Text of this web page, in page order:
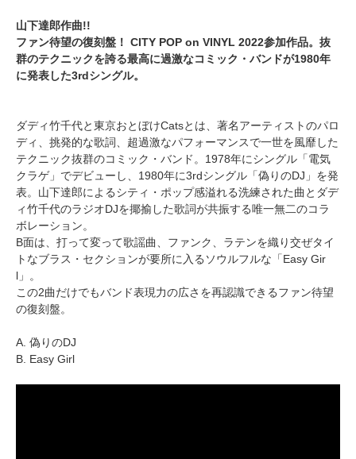
山下達郎作曲!!
ファン待望の復刻盤！ CITY POP on VINYL 2022参加作品。抜
群のテクニックを誇る最高に過激なコミック・バンドが1980年
に発表した3rdシングル。
ダディ竹千代と東京おとぼけCatsとは、著名アーティストのパロ
ディ、挑発的な歌詞、超過激なパフォーマンスで一世を風靡した
テクニック抜群のコミック・バンド。1978年にシングル「電気
クラゲ」でデビューし、1980年に3rdシングル「偽りのDJ」を発
表。山下達郎によるシティ・ポップ感溢れる洗練された曲とダデ
ィ竹千代のラジオDJを揶揄した歌詞が共振する唯一無二のコラ
ボレーション。
B面は、打って変って歌謡曲、ファンク、ラテンを織り交ぜタイ
トなブラス・セクションが要所に入るソウルフルな「Easy Gir
l」。
この2曲だけでもバンド表現力の広さを再認識できるファン待望
の復刻盤。
A. 偽りのDJ
B. Easy Girl